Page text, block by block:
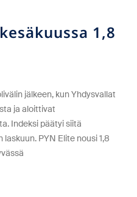
1,8
jälkeen, kun Yhdysvallat
ja aloittivat
Indeksi päätyi siitä
PYN Elite nousi 1,8